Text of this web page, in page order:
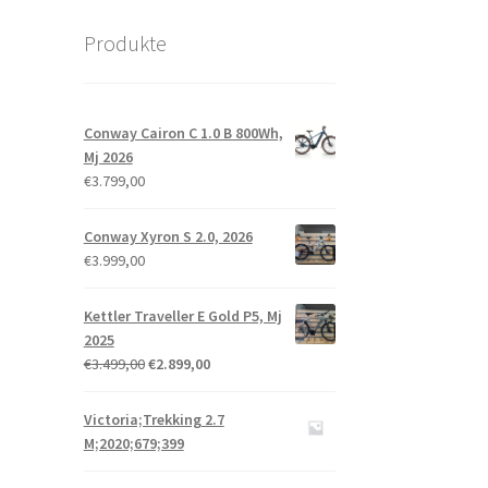
Produkte
Conway Cairon C 1.0 B 800Wh,
Mj 2026
€3.799,00
Conway Xyron S 2.0, 2026
€3.999,00
Kettler Traveller E Gold P5, Mj
2025
€3.499,00€2.899,00
Victoria;Trekking 2.7
M;2020;679;399